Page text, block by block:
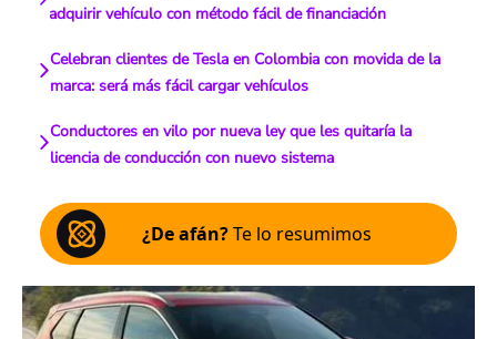
adquirir vehículo con método fácil de financiación
Celebran clientes de Tesla en Colombia con movida de la
marca: será más fácil cargar vehículos
Conductores en vilo por nueva ley que les quitaría la
licencia de conducción con nuevo sistema
¿De afán?Te lo resumimos